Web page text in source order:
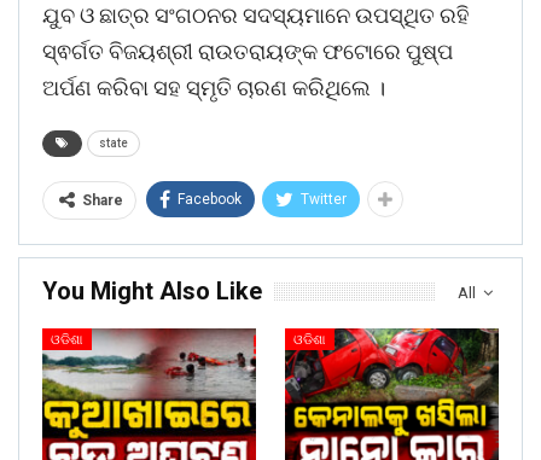
ଯୁବ ଓ ଛାତ୍ର ସଂଗଠନର ସଦସ୍ୟମାନେ ଉପସ୍ଥିତ ରହି
ସ୍ଵର୍ଗତ ବିଜୟଶ୍ରୀ ରାଉତରାୟଙ୍କ ଫଟୋରେ ପୁଷ୍ପ
ଅର୍ପଣ କରିବା ସହ ସ୍ମୃତି ଚାରଣ କରିଥିଲେ ।
state
Share Facebook Twitter
All
You Might Also Like
ଓଡିଶା ଓଡିଶା